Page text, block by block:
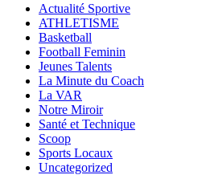
Actualité Sportive
ATHLETISME
Basketball
Football Feminin
Jeunes Talents
La Minute du Coach
La VAR
Notre Miroir
Santé et Technique
Scoop
Sports Locaux
Uncategorized